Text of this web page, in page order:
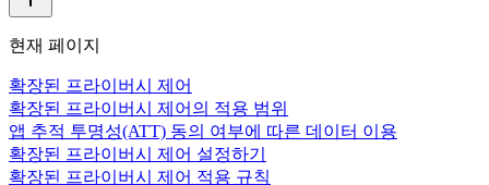
현재 페이지
확장된 프라이버시 제어
확장된 프라이버시 제어의 적용 범위
앱 추적 투명성(ATT) 동의 여부에 따른 데이터 이용
확장된 프라이버시 제어 설정하기
확장된 프라이버시 제어 적용 규칙